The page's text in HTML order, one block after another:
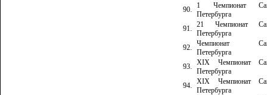
90.
1 Чемпионат
Петербурга
91.
21 Чемпионат
Петербурга
92.
Чемпионат
Петербурга
93.
XIX Чемпионат
Петербурга
94.
XIX Чемпионат
Петербурга